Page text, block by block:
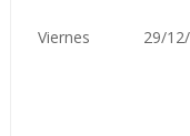
Viernes 29/